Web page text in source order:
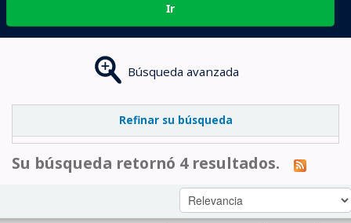
Ir
Búsqueda avanzada
Refinar su búsqueda
Su búsqueda retornó 4 resultados.